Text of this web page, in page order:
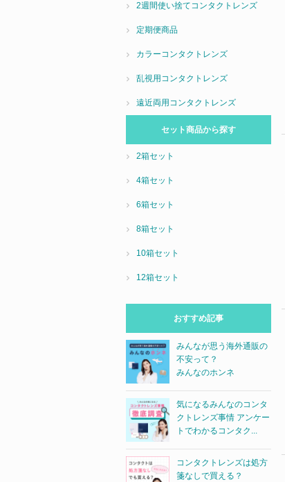
2週間使い捨てコンタクトレンズ
定期便商品
カラーコンタクトレンズ
乱視用コンタクトレンズ
遠近両用コンタクトレンズ
セット商品から探す
2箱セット
4箱セット
6箱セット
8箱セット
10箱セット
12箱セット
おすすめ記事
みんなが思う海外通販の
不安って？
みんなのホンネ
気になるみんなのコンタ
クトレンズ事情 アンケー
トでわかるコンタク...
コンタクトレンズは処方
箋なしで買える？